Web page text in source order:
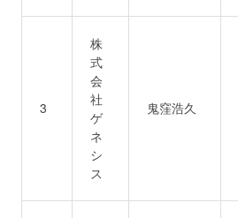
3
株
式
会
社
ゲ
ネ
シ
ス
鬼窪浩久